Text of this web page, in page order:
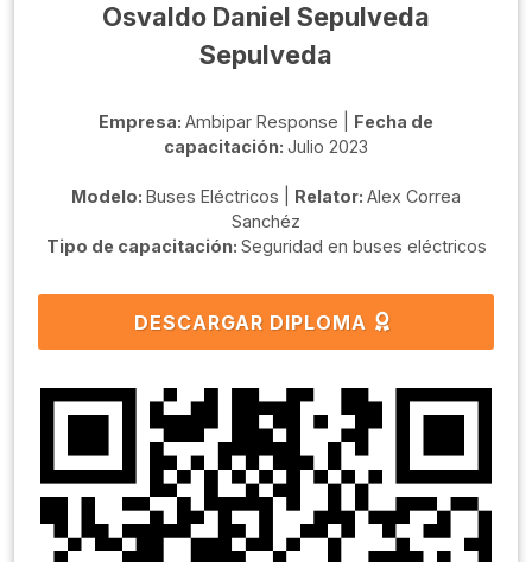
Osvaldo Daniel Sepulveda
Sepulveda
Empresa: Ambipar Response |
Fecha de
capacitación: Julio 2023
Modelo: Buses Eléctricos | Relator: Alex Correa
Sanchéz
Tipo de capacitación: Seguridad en buses eléctricos
DESCARGAR DIPLOMA